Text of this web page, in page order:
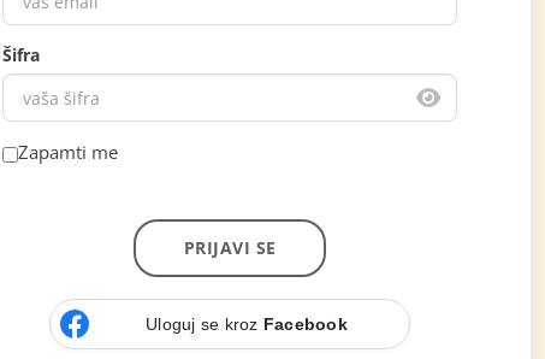
Šifra
Zapamti me
PRIJAVI SE
Uloguj se kroz Facebook